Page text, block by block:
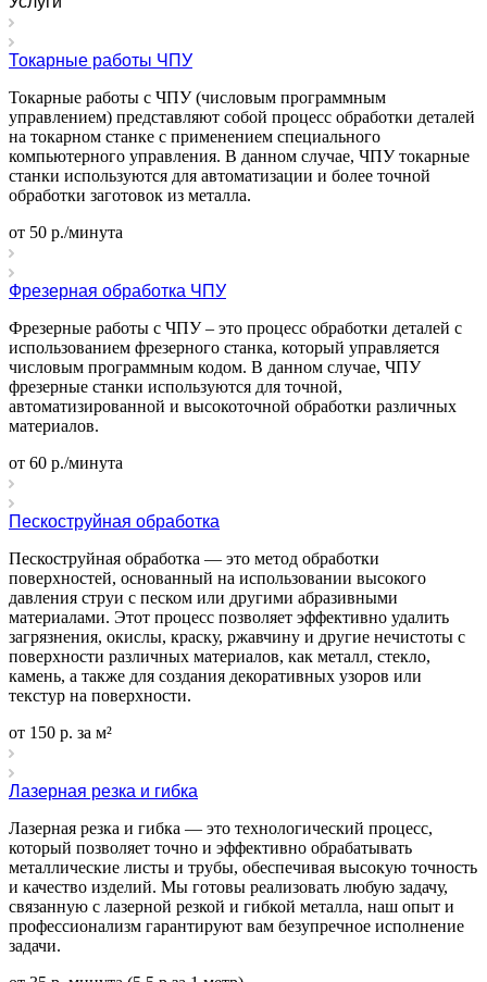
Токарные работы ЧПУ
Токарные работы с ЧПУ (числовым программным
управлением) представляют собой процесс обработки деталей
на токарном станке с применением специального
компьютерного управления. В данном случае, ЧПУ токарные
станки используются для автоматизации и более точной
обработки заготовок из металла.
от 50 р./минута
Фрезерная обработка ЧПУ
Фрезерные работы с ЧПУ – это процесс обработки деталей с
использованием фрезерного станка, который управляется
числовым программным кодом. В данном случае, ЧПУ
фрезерные станки используются для точной,
автоматизированной и высокоточной обработки различных
материалов.
от 60 р./минута
Пескоструйная обработка
Пескоструйная обработка — это метод обработки
поверхностей, основанный на использовании высокого
давления струи с песком или другими абразивными
материалами. Этот процесс позволяет эффективно удалить
загрязнения, окислы, краску, ржавчину и другие нечистоты с
поверхности различных материалов, как металл, стекло,
камень, а также для создания декоративных узоров или
текстур на поверхности.
от 150 р. за м²
Лазерная резка и гибка
Лазерная резка и гибка — это технологический процесс,
который позволяет точно и эффективно обрабатывать
металлические листы и трубы, обеспечивая высокую точность
и качество изделий. Мы готовы реализовать любую задачу,
связанную с лазерной резкой и гибкой металла, наш опыт и
профессионализм гарантируют вам безупречное исполнение
задачи.